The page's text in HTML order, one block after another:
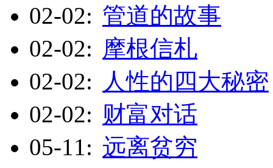
02-02: 管道的故事
02-02: 摩根信札
02-02:
人性的四大秘密
02-02: 财富对话
05-11: 远离贫穷